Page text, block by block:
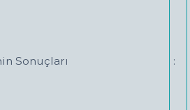
Sonuçları :